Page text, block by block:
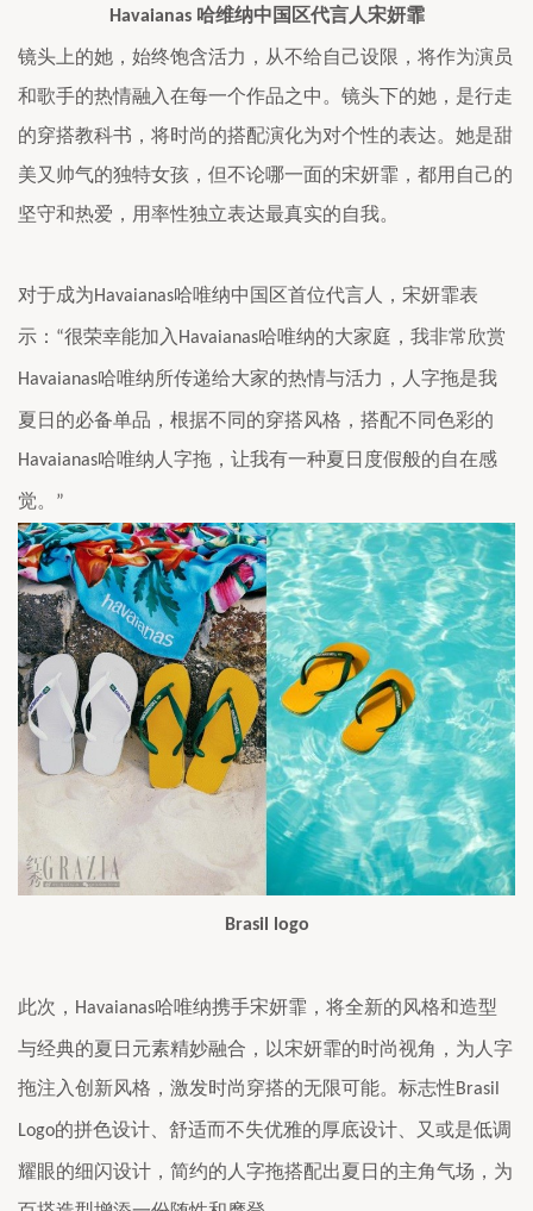
Havaianas 哈维纳中国区代言人宋妍霏
镜头上的她，始终饱含活力，从不给自己设限，将作为演员
和歌手的热情融入在每一个作品之中。镜头下的她，是行走
的穿搭教科书，将时尚的搭配演化为对个性的表达。她是甜
美又帅气的独特女孩，但不论哪一面的宋妍霏，都用自己的
坚守和热爱，用率性独立表达最真实的自我。
对于成为Havaianas哈唯纳中国区首位代言人，宋妍霏表
示： “很荣幸能加入 Havaianas哈唯纳的大家庭，我非常欣赏
Havaianas哈唯纳所传递给大家的热情与活力，人字拖是我
夏日的必备单品，根据不同的穿搭风格，搭配不同色彩的
Havaianas哈唯纳人字拖，让我有一种夏日度假般的自在感
觉。 ”
Brasil logo
此次， Havaianas哈唯纳携手宋妍霏，将全新的风格和造型
与经典的夏日元素精妙融合，以宋妍霏的时尚视角， 为人字
拖注入创新风格，激发时尚穿搭的无限可能。标志性Brasil
Logo的拼色设计、舒适而不失优雅的厚底设计、又或是低调
耀眼的细闪设计，简约的人字拖搭配出夏日的主角气场， 为